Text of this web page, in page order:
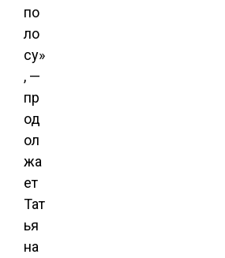
по
ло
су»
, —
пр
од
ол
жа
ет
Тат
ья
на